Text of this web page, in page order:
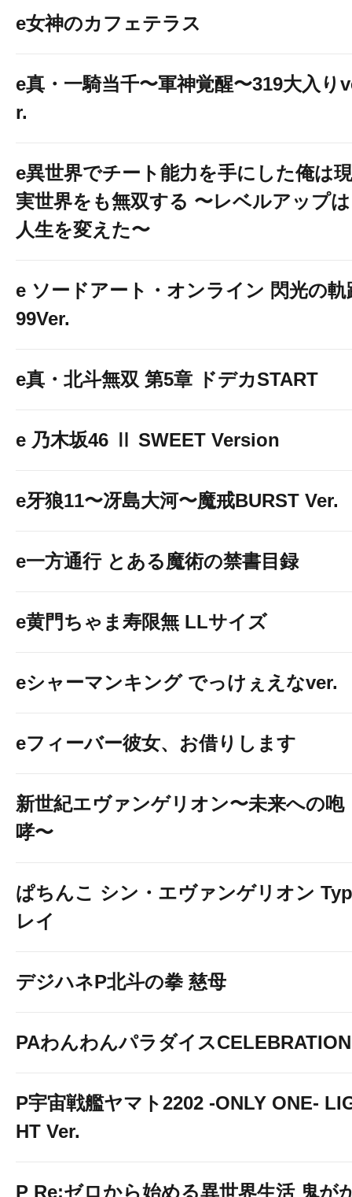
e女神のカフェテラス
e真・一騎当千〜軍神覚醒〜319大入り
r.
e異世界でチート能力を手にした俺は現
実世界をも無双する 〜レベルアップは
人生を変えた〜
e ソードアート・オンライン 閃光の軌
99Ver.
e真・北斗無双 第5章 ドデカSTART
e 乃木坂46 Ⅱ SWEET Version
e牙狼11〜冴島大河〜魔戒BURST Ver.
e一方通行 とある魔術の禁書目録
e黄門ちゃま寿限無 LLサイズ
eシャーマンキング でっけぇえなver.
eフィーバー彼女、お借りします
新世紀エヴァンゲリオン〜未来への咆
哮〜
ぱちんこ シン・エヴァンゲリオン
レイ
デジハネP北斗の拳 慈母
PAわんわんパラダイスCELEBRATION
P宇宙戦艦ヤマト2202 -ONLY ONE-
HT Ver.
P Re:ゼロから始める異世界生活 鬼が